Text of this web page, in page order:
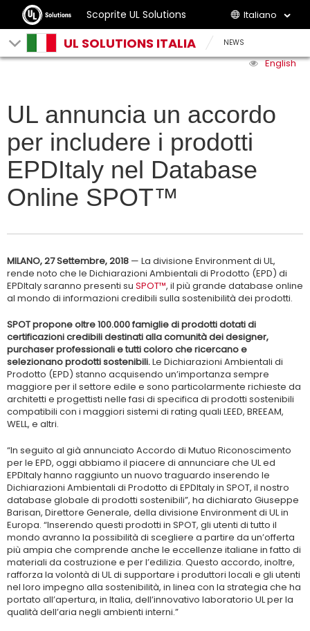
Scoprite UL Solutions Italiano
UL SOLUTIONS ITALIA NEWS
English
UL annuncia un accordo
per includere i prodotti
EPDItaly nel Database
Online SPOT™
MILANO, 27 Settembre, 2018 — La divisione Environment di UL,
rende noto che le Dichiarazioni Ambientali di Prodotto (EPD) di
EPDItaly saranno presenti su SPOT™, il più grande database online
al mondo di informazioni credibili sulla sostenibilità dei prodotti.
SPOT propone oltre 100.000 famiglie di prodotti dotati di
certificazioni credibili destinati alla comunità dei designer,
purchaser professionali e tutti coloro che ricercano e
selezionano prodotti sostenibili.Le Dichiarazioni Ambientali di
Prodotto (EPD) stanno acquisendo un’importanza sempre
maggiore per il settore edile e sono particolarmente richieste da
architetti e progettisti nelle fasi di specifica di prodotti sostenibili
compatibili con i maggiori sistemi di rating quali LEED, BREEAM,
WELL, e altri.
“In seguito al già annunciato Accordo di Mutuo Riconoscimento
per le EPD, oggi abbiamo il piacere di annunciare che UL ed
EPDItaly hanno raggiunto un nuovo traguardo inserendo le
Dichiarazioni Ambientali di Prodotto di EPDItaly in SPOT, il nostro
database globale di prodotti sostenibili”, ha dichiarato Giuseppe
Barisan, Direttore Generale, della divisione Environment di UL in
Europa. “Inserendo questi prodotti in SPOT, gli utenti di tutto il
mondo avranno la possibilità di scegliere a partire da un’offerta
più ampia che comprende anche le eccellenze italiane in fatto di
materiali da costruzione e per l’edilizia. Questo accordo, inoltre,
rafforza la volontà di UL di supportare i produttori locali e gli utenti
nel loro impegno alla sostenibilità, in linea con la strategia che ha
portato all’apertura, in Italia, dell’innovativo laboratorio UL per la
qualità dell’aria negli ambienti interni.”